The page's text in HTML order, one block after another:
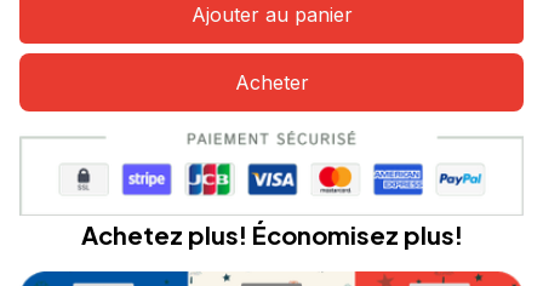
Ajouter au panier
Acheter
Achetez plus! Économisez plus!